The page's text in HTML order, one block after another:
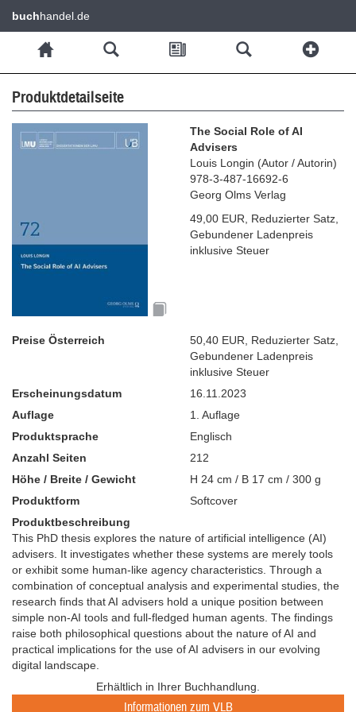
buchhandel.de
Produktdetailseite
The Social Role of AI
Advisers
Louis Longin (Autor / Autorin)
978-3-487-16692-6
Georg Olms Verlag
49,00 EUR
Reduzierter Satz
Gebundener Ladenpreis
inklusive Steuer
Preise Österreich 50,40 EUR Reduzierter Satz
Gebundener Ladenpreis
inklusive Steuer
Erscheinungsdatum
16.11.2023
Auflage
1. Auflage
Produktsprache
Englisch
Anzahl Seiten
212
Höhe / Breite / Gewicht
H 24 cm / B 17 cm / 300 g
Produktform
Softcover
Produktbeschreibung
This PhD thesis explores the nature of artificial intelligence (AI)
advisers. It investigates whether these systems are merely tools
or exhibit some human-like agency characteristics. Through a
combination of conceptual analysis and experimental studies, the
research finds that AI advisers hold a unique position between
simple non-AI tools and full-fledged human agents. The findings
raise both philosophical questions about the nature of AI and
practical implications for the use of AI advisers in our evolving
digital landscape.
Erhältlich in Ihrer Buchhandlung.
Informationen zum VLB